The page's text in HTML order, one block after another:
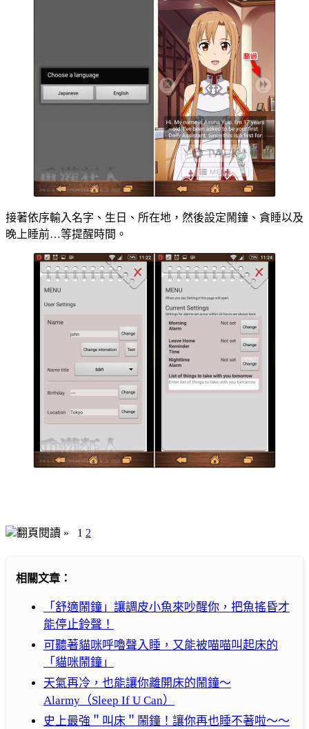
接著依序輸入名字、生日、所在地，然後設定鬧鐘、貪睡以及
晚上睡前…等提醒時間。
翻頁閱讀 » 1 2
相關文章：
「舒適鬧鐘」讓調皮小魚來吵醒你，把魚搖昏才
能停止鈴聲！
可聽著貓咪呼嚕聲入睡，又能被喵喵叫起床的
「貓咪鬧鐘」
天氣再冷，也能讓你離開床的鬧鐘～
Alarmy（Sleep If U Can）
史上最強＂叫床＂鬧鐘！讓你再也睡不著啦～～